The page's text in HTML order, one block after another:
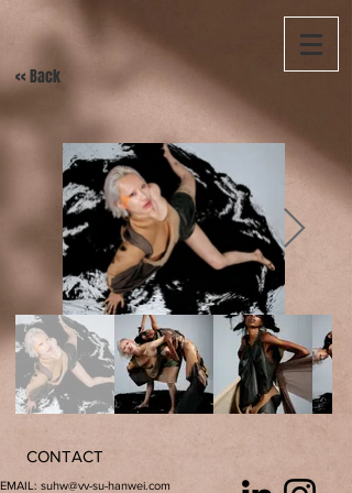
<< Back
CONTACT
EMAIL: suhw@vv-su-hanwei.com